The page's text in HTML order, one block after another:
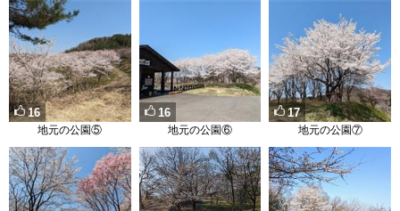
16
地元の公園⑤
16
地元の公園⑥
17
地元の公園⑦